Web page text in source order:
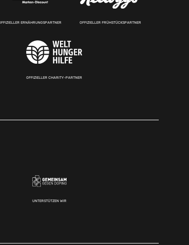
ERNÄHRUNGSPARTNER OFFIZIELLER FRÜHSTÜCKSPARTNER
OFFIZIELLER CHARITY-PARTNER
UNTERSTÜTZEN WIR